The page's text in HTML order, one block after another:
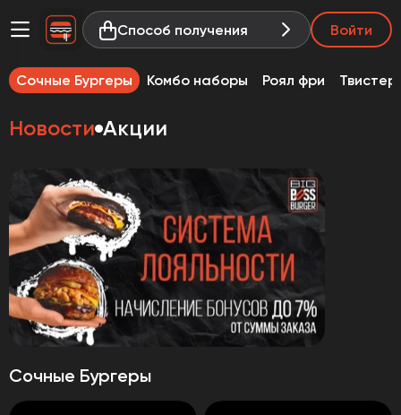
Способ получения Войти
Сочные Бургеры Комбо наборы Роял фри
Новости Акции
Сочные Бургеры